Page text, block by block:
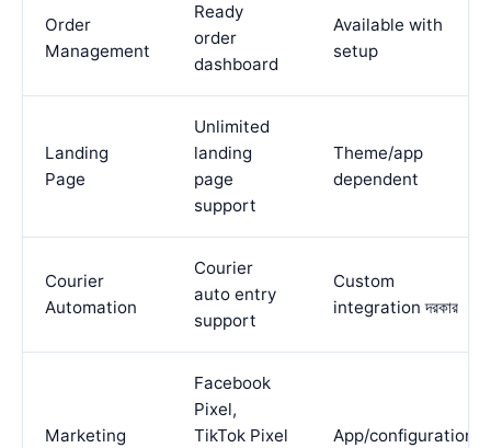
Order
Management
Ready
order
dashboard
Available with
setup
Landing
Page
Unlimited
landing
page
support
Theme/app
dependent
Courier
Automation
Courier
auto entry
support
Custom
integration দরকার
Marketing
Facebook
Pixel,
TikTok Pixel
App/configuration